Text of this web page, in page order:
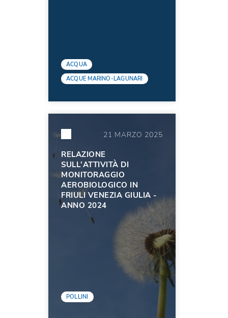
ACQUA
ACQUE MARINO-LAGUNARI
21 MARZO 2025
RELAZIONE
SULL'ATTIVITÀ DI
MONITORAGGIO
AEROBIOLOGICO IN
FRIULI VENEZIA GIULIA -
ANNO 2024
POLLINI